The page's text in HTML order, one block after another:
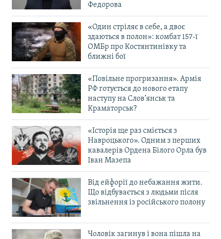
Федорова
«Один стріляє в себе, а двоє
здаються в полон»: комбат 157-ї
ОМБр про Костянтинівку та
ближні бої
«Повільне прогризання». Армія
РФ готується до нового етапу
наступу на Слов’янськ та
Краматорськ?
«Історія ще раз сміється з
Навроцького». Одним з перших
кавалерів Ордена Білого Орла був
Іван Мазепа
Від ейфорії до небажання жити.
Що відбувається з людьми після
звільнення із російського полону
Чоловік загинув і вона пішла на